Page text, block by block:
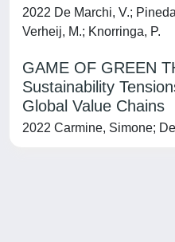
2022 De Marchi, V.;
Verheij, M.; Knorringa, P.
GAME OF GREEN
Sustainability
Global Value Chains
2022 Carmine, Simone;